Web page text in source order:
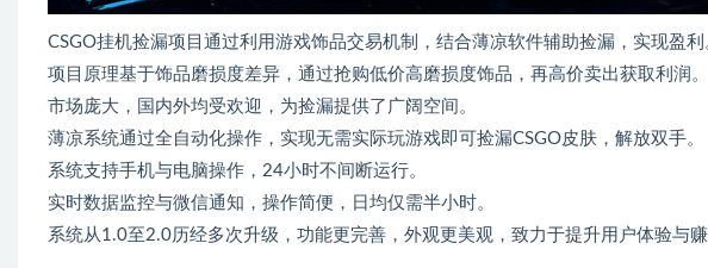
CSGO挂机捡漏项目通过利用游戏饰品交易机制，结合薄凉软件辅助捡漏，实现盈利
项目原理基于饰品磨损度差异，通过抢购低价高磨损度饰品，再高价卖出获取利润。
市场庞大，国内外均受欢迎，为捡漏提供了广阔空间。
薄凉系统通过全自动化操作，实现无需实际玩游戏即可捡漏CSGO皮肤，解放双手。
系统支持手机与电脑操作，24小时不间断运行。
实时数据监控与微信通知，操作简便，日均仅需半小时。
系统从1.0至2.0历经多次升级，功能更完善，外观更美观，致力于提升用户体验与赚